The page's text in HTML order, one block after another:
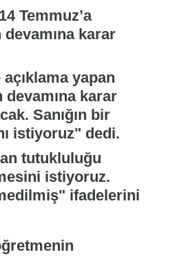
Temmuz’a
karar
yapan
karar
Sanığın bir
istiyoruz" dedi.
tutukluluğu
istiyoruz.
ifadelerini